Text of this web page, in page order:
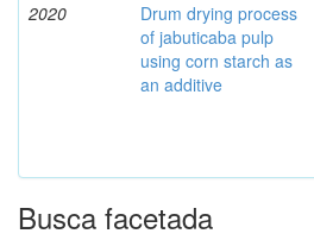
2020
Drum drying process
of jabuticaba pulp
using corn starch as
an additive
Busca facetada